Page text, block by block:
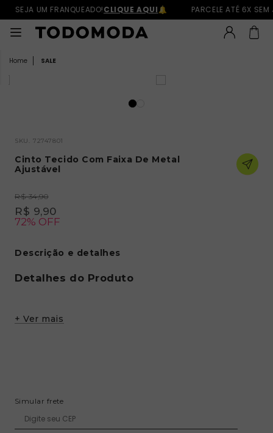
SEJA UM FRANQUEADO!CLIQUE AQUI PARCELE ATÉ 6X SEM
SALE
SKU. 72747801
Cinto Tecido Com Faixa De Metal
Ajustável
R$ 34,90
R$ 9,90
72% OFF
Descrição e detalhes
Detalhes do Produto
Descubra as últimas tendências e leve o melhor da
moda para o seu dia a dia!
+ Ver mais
Simular frete